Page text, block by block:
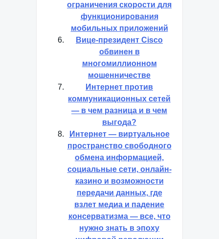
ограничения скорости для
функционирования
мобильных приложений
Вице-президент Cisco
обвинен в
многомиллионном
мошенничестве
Интернет против
коммуникационных сетей
— в чем разница и в чем
выгода?
Интернет — виртуальное
пространство свободного
обмена информацией,
социальные сети, онлайн-
казино и возможности
передачи данных, где
взлет медиа и падение
консерватизма — все, что
нужно знать в эпоху